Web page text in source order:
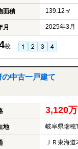
面積 139.12㎡
月 2025年3月
枚
中古一戸建て
3,120
地 岐阜県瑞穂
ＪＲ東海